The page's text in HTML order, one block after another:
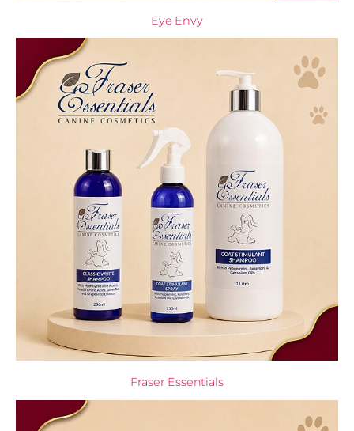
Eye Envy
Fraser Essentials